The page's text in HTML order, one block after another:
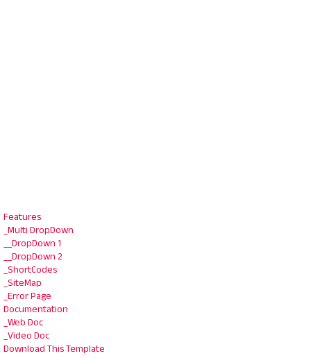
Features
_Multi DropDown
__DropDown 1
__DropDown 2
_ShortCodes
_SiteMap
_Error Page
Documentation
_Web Doc
_Video Doc
Download This Template